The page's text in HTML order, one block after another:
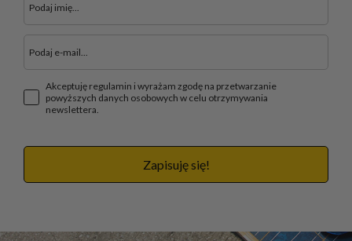
Akceptuję regulamin i wyrażam zgodę na przetwarzanie
powyższych danych osobowych w celu otrzymywania
newslettera.
Zapisuję się!